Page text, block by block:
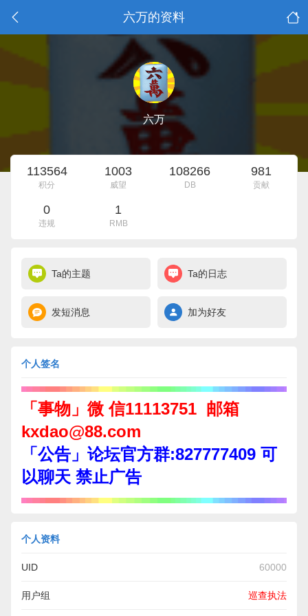
六万的资料
六万
113564
积分
1003
威望
108266
DB
981
贡献
0
违规
1
RMB
Ta的主题 Ta的日志
发短消息 加为好友
个人签名
「事物」微 信11113751 邮箱
kxdao@88.com
「公告」论坛官方群:827777409 可
以聊天 禁止广告
个人资料
UID 60000
用户组 巡查执法